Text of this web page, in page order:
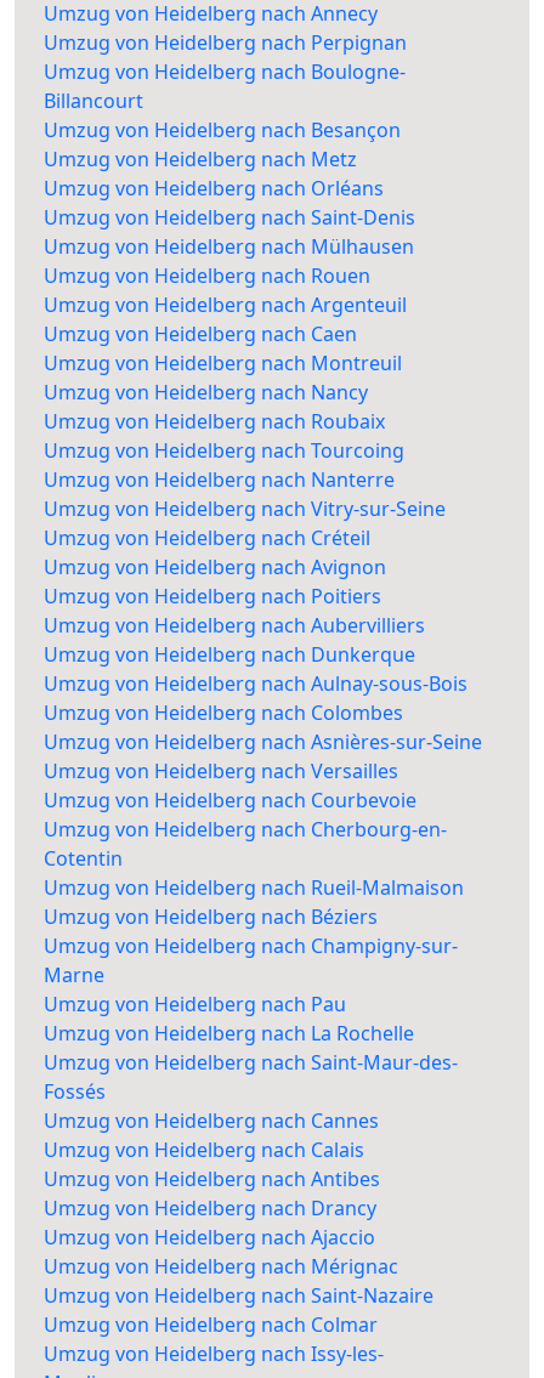
Umzug von Heidelberg nach Annecy
Umzug von Heidelberg nach Perpignan
Umzug von Heidelberg nach Boulogne-
Billancourt
Umzug von Heidelberg nach Besançon
Umzug von Heidelberg nach Metz
Umzug von Heidelberg nach Orléans
Umzug von Heidelberg nach Saint-Denis
Umzug von Heidelberg nach Mülhausen
Umzug von Heidelberg nach Rouen
Umzug von Heidelberg nach Argenteuil
Umzug von Heidelberg nach Caen
Umzug von Heidelberg nach Montreuil
Umzug von Heidelberg nach Nancy
Umzug von Heidelberg nach Roubaix
Umzug von Heidelberg nach Tourcoing
Umzug von Heidelberg nach Nanterre
Umzug von Heidelberg nach Vitry-sur-Seine
Umzug von Heidelberg nach Créteil
Umzug von Heidelberg nach Avignon
Umzug von Heidelberg nach Poitiers
Umzug von Heidelberg nach Aubervilliers
Umzug von Heidelberg nach Dunkerque
Umzug von Heidelberg nach Aulnay-sous-Bois
Umzug von Heidelberg nach Colombes
Umzug von Heidelberg nach Asnières-sur-Seine
Umzug von Heidelberg nach Versailles
Umzug von Heidelberg nach Courbevoie
Umzug von Heidelberg nach Cherbourg-en-
Cotentin
Umzug von Heidelberg nach Rueil-Malmaison
Umzug von Heidelberg nach Béziers
Umzug von Heidelberg nach Champigny-sur-
Marne
Umzug von Heidelberg nach Pau
Umzug von Heidelberg nach La Rochelle
Umzug von Heidelberg nach Saint-Maur-des-
Fossés
Umzug von Heidelberg nach Cannes
Umzug von Heidelberg nach Calais
Umzug von Heidelberg nach Antibes
Umzug von Heidelberg nach Drancy
Umzug von Heidelberg nach Ajaccio
Umzug von Heidelberg nach Mérignac
Umzug von Heidelberg nach Saint-Nazaire
Umzug von Heidelberg nach Colmar
Umzug von Heidelberg nach Issy-les-